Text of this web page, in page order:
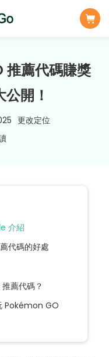
薦代碼賺獎
開！
更改定位
介紹
代碼的好處
薦代碼？
Pokémon GO